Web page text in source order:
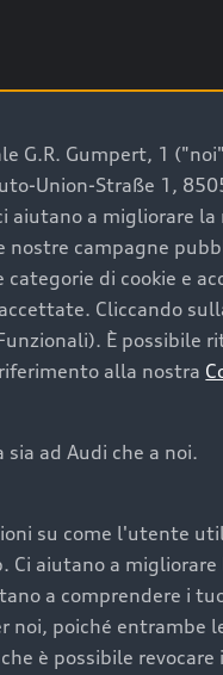
Per fare un
perfetta tramite
e all'aspetto,
e a una maggiore
manutenzione
G.R. Gumpert, 1
Union-Straße 1,
a migliorare la
campagne
di cookie e
Cliccando
È possibile
alla nostra
ad Audi che a noi.
su come l'utente
aiutano a
a comprendere i
poiché entrambe
è possibile